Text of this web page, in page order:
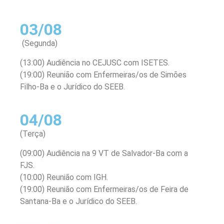
03/08
(Segunda)
(13:00) Audiência no CEJUSC com ISETES.
(19:00) Reunião com Enfermeiras/os de Simões
Filho-Ba e o Jurídico do SEEB.
04/08
(Terça)
(09:00) Audiência na 9 VT de Salvador-Ba com a
FJS.
(10:00) Reunião com IGH.
(19:00) Reunião com Enfermeiras/os de Feira de
Santana-Ba e o Jurídico do SEEB.